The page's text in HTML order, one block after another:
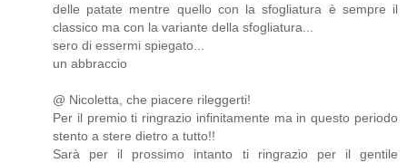
delle patate mentre quello con la sfogliatura è sempre il
classico ma con la variante della sfogliatura...
sero di essermi spiegato...
un abbraccio
@ Nicoletta, che piacere rileggerti!
Per il premio ti ringrazio infinitamente ma in questo periodo
stento a stere dietro a tutto!!
Sarà per il prossimo intanto ti ringrazio per il gentile